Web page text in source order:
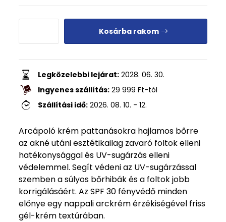
Kosárba rakom
Legközelebbi lejárat: 2028. 06. 30.
Ingyenes szállítás: 29 999 Ft-tól
Szállítási idő: 2026. 08. 10. - 12.
Arcápoló krém pattanásokra hajlamos bőrre
az akné utáni esztétikailag zavaró foltok elleni
hatékonysággal és UV-sugárzás elleni
védelemmel. Segít védeni az UV-sugárzással
szemben a súlyos bőrhibák és a foltok jobb
korrigálásáért. Az SPF 30 fényvédő minden
előnye egy nappali arckrém érzékiségével friss
gél-krém textúrában.